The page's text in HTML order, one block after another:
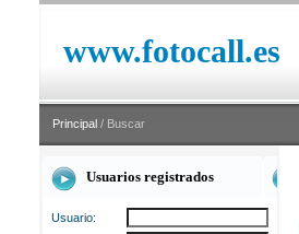
www.fotocall.es
Principal / Buscar
Usuarios registrados
Usuario: